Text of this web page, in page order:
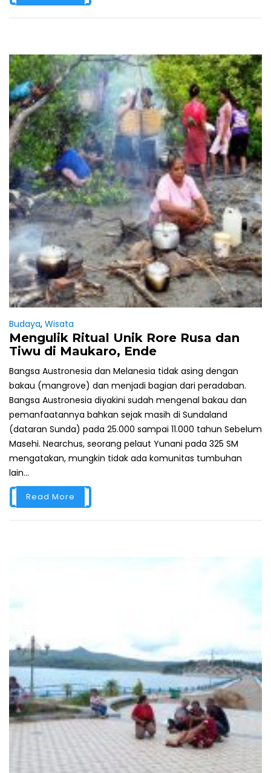
Budaya, Wisata
Mengulik Ritual Unik Rore Rusa dan
Tiwu di Maukaro, Ende
Bangsa Austronesia dan Melanesia tidak asing dengan
bakau (mangrove) dan menjadi bagian dari peradaban.
Bangsa Austronesia diyakini sudah mengenal bakau dan
pemanfaatannya bahkan sejak masih di Sundaland
(dataran Sunda) pada 25.000 sampai 11.000 tahun Sebelum
Masehi. Nearchus, seorang pelaut Yunani pada 325 SM
mengatakan, mungkin tidak ada komunitas tumbuhan
lain...
Read More